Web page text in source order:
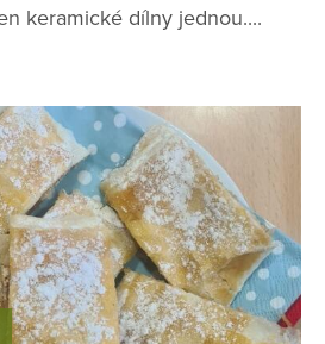
keramické dílny jednou....